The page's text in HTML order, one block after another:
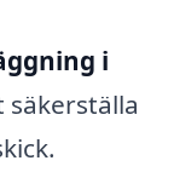
i